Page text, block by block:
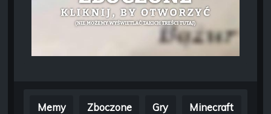
Memy Zboczone Gry Minecraft